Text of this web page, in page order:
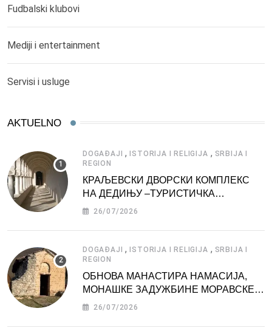
Fudbalski klubovi
Mediji i entertainment
Servisi i usluge
AKTUELNO
DOGAĐAJI , ISTORIJA I RELIGIJA , SRBIJA I
REGION
КРАЉЕВСКИ ДВОРСКИ КОМПЛЕКС
НА ДЕДИЊУ –ТУРИСТИЧКА
АТРАКЦИЈА
26/07/2026
DOGAĐAJI , ISTORIJA I RELIGIJA , SRBIJA I
REGION
ОБНОВА МАНАСТИРА НАМАСИЈА,
МОНАШКЕ ЗАДУЖБИНЕ МОРАВСКЕ
СРБИЈЕ
26/07/2026